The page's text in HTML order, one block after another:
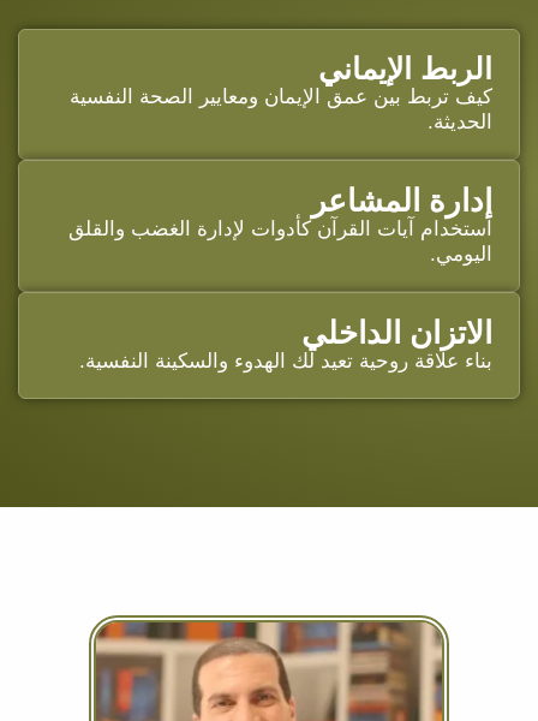
الربط الإيماني
كيف تربط بين عمق الإيمان ومعايير الصحة النفسية
الحديثة.
إدارة المشاعر
استخدام آيات القرآن كأدوات لإدارة الغضب والقلق
اليومي.
الاتزان الداخلي
بناء علاقة روحية تعيد لك الهدوء والسكينة النفسية.